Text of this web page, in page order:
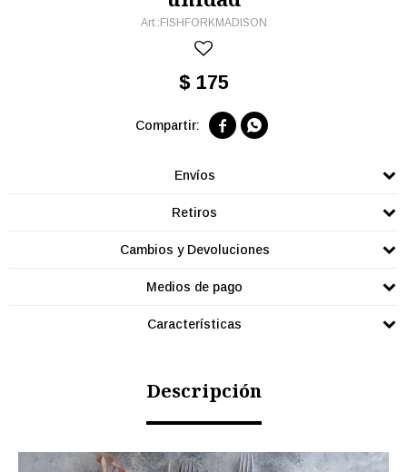
FISHFORKMADISON
$ 175
 
Envíos
Retiros
Cambios y Devoluciones
Medios de pago
Características
Descripción